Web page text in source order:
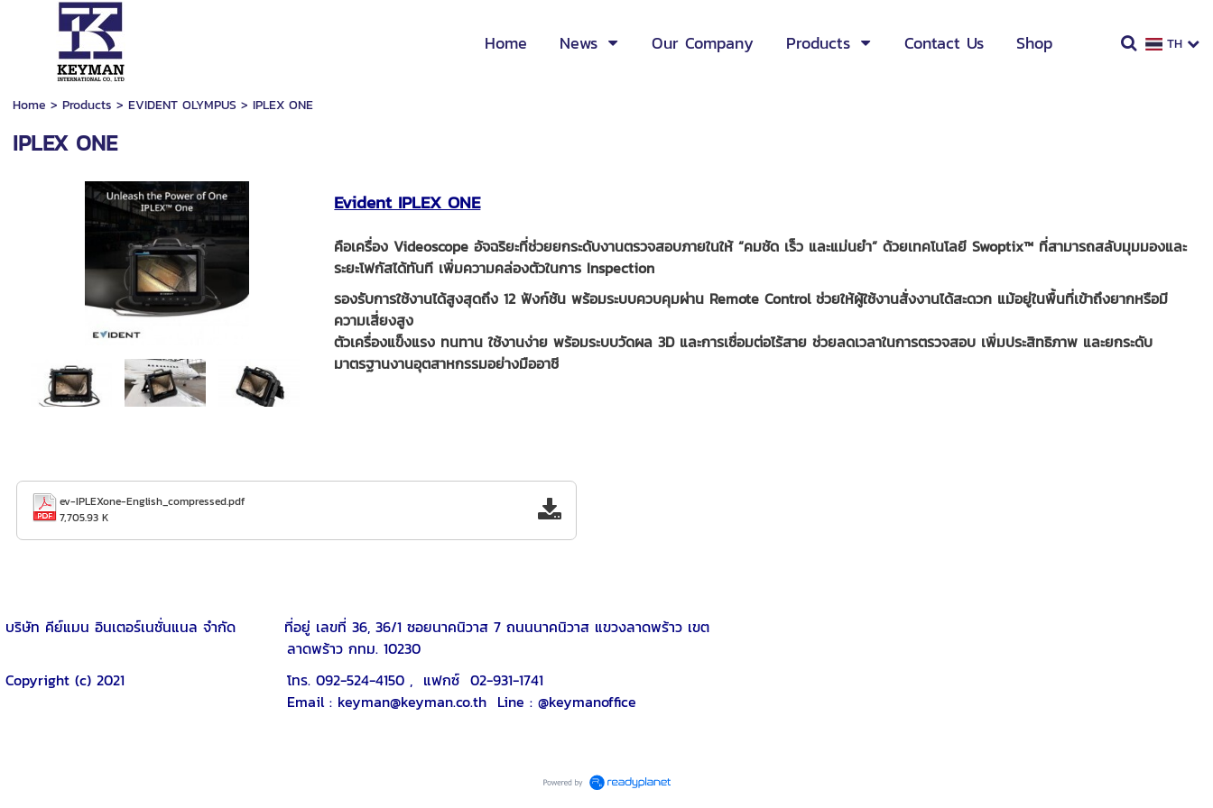
Home News Our Company Products Contact Us Shop TH
Home > Products > EVIDENT OLYMPUS> IPLEX ONE
IPLEX ONE
Evident IPLEX ONE
คือเครื่อง Videoscope อัจฉริยะที่ช่วยยกระดับงานตรวจสอบภายในให้ “คมชัด เร็ว และแม่นยำ” ด้วยเทคโนโลยี Swoptix™ ที่สามารถสลับมุมมองและ
ระยะโฟกัสได้ทันที เพิ่มความคล่องตัวในการ Inspection
รองรับการใช้งานได้สูงสุดถึง 12 ฟังก์ชัน พร้อมระบบควบคุมผ่าน Remote Control ช่วยให้ผู้ใช้งานสั่งงานได้สะดวก แม้อยู่ในพื้นที่เข้าถึงยากหรือมี
ความเสี่ยงสูง
ตัวเครื่องแข็งแรง ทนทาน ใช้งานง่าย พร้อมระบบวัดผล 3D และการเชื่อมต่อไร้สาย ช่วยลดเวลาในการตรวจสอบ เพิ่มประสิทธิภาพ และยกระดับ
มาตรฐานงานอุตสาหกรรมอย่างมืออาชี
ev-IPLEXone-English_compressed.pdf
7,705.93 K
บริษัท คีย์แมน อินเตอร์เนชั่นแนล จำกัด ที่อยู่ เลขที่ 36, 36/1 ซอยนาคนิวาส 7 ถนนนาคนิวาส แขวงลาดพร้าว เขต
ลาดพร้าว กทม. 10230
Copyright (c) 2021 โทร. 092-524-4150 , แฟกซ์ 02-931-1741
Email : keyman@keyman.co.th Line : @keymanoffice